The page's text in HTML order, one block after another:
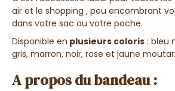
air et le shopping , peu encombrant
dans votre sac ou votre poche.
Disponible en plusieurs coloris : bleu
gris, marron, noir, rose et jaune
A propos du bandeau :